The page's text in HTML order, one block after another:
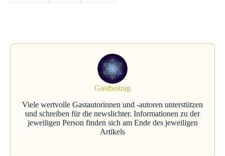
Gastbeitrag
Viele wertvolle Gastautorinnen und -autoren unterstützen
und schreiben für die newslichter. Informationen zu der
jeweiligen Person finden sich am Ende des jeweiligen
Artikels